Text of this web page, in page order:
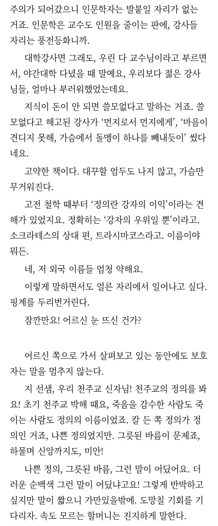
주의가 되어갔으니 인문학자는 발붙일 자리가 없는
거죠. 인문학은 교수도 인원을 줄이는 판에, 강사들
자리는 풍전등화니까.
대학강사면 그래도, 우린 다 교수님이라고 부르면
서, 야간대학 다녔을 때 말예요, 우리보다 젊은 강사
님들, 얼마나 부러워했었는데요.
지식이 돈이 안 되면 쓸모없다고 말하는 거죠. 쓸
모없다고 해고된 강사가 ‘먼지로서 먼지에게’, ‘마음이
견디지 못해, 가슴에서 돌멩이 하나를 빼내듯이’ 썼다
네요.
고약한 책이다. 대꾸할 엄두도 나지 않고, 가슴만
무거워진다.
고전 철학 때부터 ‘정의란 강자의 이익’이라는 견
해가 있었지요. 정확히는 ‘강자의 우위일 뿐’이라고.
소크라테스의 상대 편, 트라시마코스라고. 이름이야
뭐든.
네, 저 외국 이름들 엄청 약해요.
이렇게 말하면서도 얼른 자리에서 일어나고 싶다.
핑계를 두리번거린다.
잠깐만요! 어르신 눈 뜨신 건가?
어르신 쪽으로 가서 살펴보고 있는 동안에도 보호
자는 말을 멈추지 않는다.
지 선샘, 우리 천주교 신자님! 천주교의 정의를 봐
요! 초기 천주교 박해 때요, 죽음을 감수한 사람도 죽
이는 사람도 정의의 이름이었죠. 칼 든 쪽 정의가 정
의인 거죠, 나쁜 정의였지만. 그릇된 바름이 문제죠,
하물며 신앙까지도, 미안!
나쁜 정의, 그릇된 바름, 그런 말이 어딨어요. 더
러운 순백색 그런 말이 어딨냐고요! 그렇게 반박하고
싶지만 말이 짧으니 가만있을밖에. 도망칠 기회를 기
다리자. 속도 모르는 할머니는 진지하게 말한다.